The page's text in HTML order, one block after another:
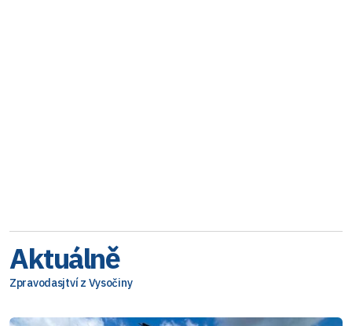
Aktuálně
Zpravodasjtví z Vysočiny